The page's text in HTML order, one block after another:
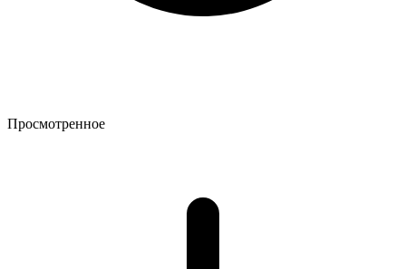
Просмотренное